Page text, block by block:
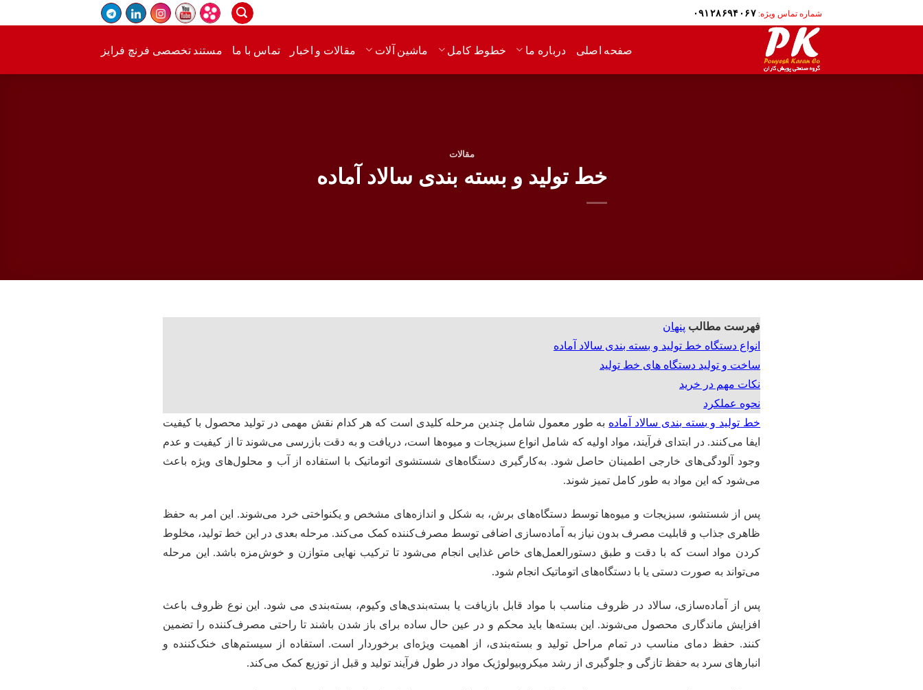
to
شماره تماس ویژه: ۰۹۱۲۸۶۹۴۰۶۷
صفحه اصلی درباره ما خطوط کامل ماشین آلات مقالات و اخبار تماس با ما مستند تخصصی فرنچ فرایز
مقالات
خط تولید و بسته بندی سالاد آماده
فهرست مطالب پنهان
انواع دستگاه خط تولید و بسته بندی سالاد آماده
ساخت و تولید دستگاه های خط تولید
نکات مهم در خرید
نحوه عملکرد
خط تولید و بسته بندی سالاد آماده به طور معمول شامل چندین مرحله کلیدی است که هر کدام نقش مهمی در تولید محصول با کیفیت
ایفا می‌کنند. در ابتدای فرآیند، مواد اولیه که شامل انواع سبزیجات و میوه‌ها است، دریافت و به دقت بازرسی می‌شوند تا از کیفیت و عدم
وجود آلودگی‌های خارجی اطمینان حاصل شود. به‌کارگیری دستگاه‌های شستشوی اتوماتیک با استفاده از آب و محلول‌های ویژه باعث
می‌شود که این مواد به طور کامل تمیز شوند.
پس از شستشو، سبزیجات و میوه‌ها توسط دستگاه‌های برش، به شکل و اندازه‌های مشخص و یکنواختی خرد می‌شوند. این امر به حفظ
ظاهری جذاب و قابلیت مصرف بدون نیاز به آماده‌سازی اضافی توسط مصرف‌کننده کمک می‌کند. مرحله بعدی در این خط تولید، مخلوط
کردن مواد است که با دقت و طبق دستورالعمل‌های خاص غذایی انجام می‌شود تا ترکیب نهایی متوازن و خوش‌مزه باشد. این مرحله
می‌تواند به صورت دستی یا با دستگاه‌های اتوماتیک انجام شود.
پس از آماده‌سازی، سالاد در ظروف مناسب با مواد قابل بازیافت یا بسته‌بندی‌های وکیوم، بسته‌بندی می شود. این نوع ظروف باعث
افزایش ماندگاری محصول می‌شوند. این بسته‌ها باید محکم و در عین حال ساده برای باز شدن باشند تا راحتی مصرف‌کننده را تضمین
کنند. حفظ دمای مناسب در تمام مراحل تولید و بسته‌بندی، از اهمیت ویژه‌ای برخوردار است. استفاده از سیستم‌های خنک‌کننده و
انبارهای سرد به حفظ تازگی و جلوگیری از رشد میکروبیولوژیک مواد در طول فرآیند تولید و قبل از توزیع کمک می‌کند.